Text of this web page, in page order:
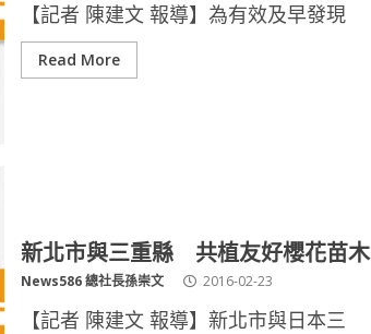
【記者 陳建文 報導】為有效及早發現
Read More
新北市與三重縣 共植友好櫻花苗木
News586 總社長孫崇文 2016-02-23
【記者 陳建文 報導】新北市與日本三